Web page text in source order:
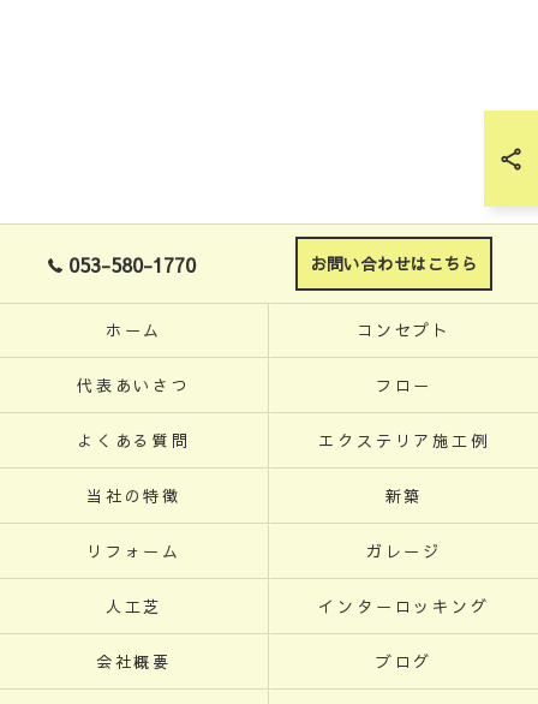
053-580-1770 お問い合わせはこちら
ホーム コンセプト
代表あいさつ フロー
よくある質問 エクステリア施工例
当社の特徴 新築
リフォーム ガレージ
人工芝 インターロッキング
会社概要 ブログ